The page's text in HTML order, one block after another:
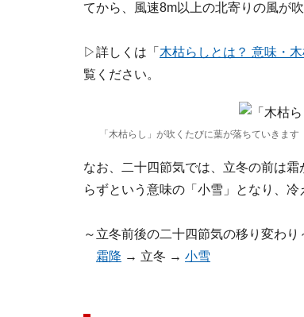
てから、風速8m以上の北寄りの風が
▷詳しくは「 木枯らしとは？ 意味・
覧ください。
「木枯らし」が吹くたびに葉が落ちていきます
なお、二十四節気では、立冬の前は
らずという意味の「小雪」となり、
～立冬前後の二十四節気の移り変わり
霜降 → 立冬 → 小雪